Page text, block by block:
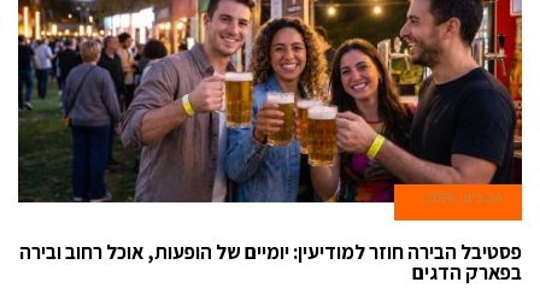
24 ביוני 2026
פסטיבל הבירה חוזר למודיעין: יומיים של הופעות, אוכל רחוב ובירה
בפארק הדגים